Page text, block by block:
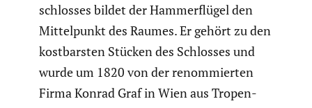
schlosses bildet der Hammer­flügel den
Mittel­punkt des Raumes. Er gehört zu den
kostbarsten Stücken des Schlosses und
wurde um 1820 von der renom­mierten
Firma Konrad Graf in Wien aus Tropen­